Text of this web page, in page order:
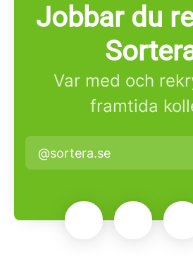
Jobbar du
Var med och
framtida
@sortera.se